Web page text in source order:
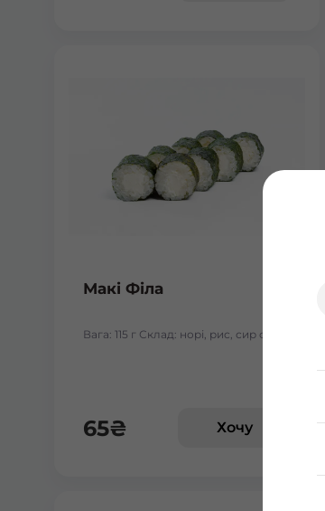
Макі Філа
Вага: 115 г Склад: норі, рис, сир філа
65₴ Хочу